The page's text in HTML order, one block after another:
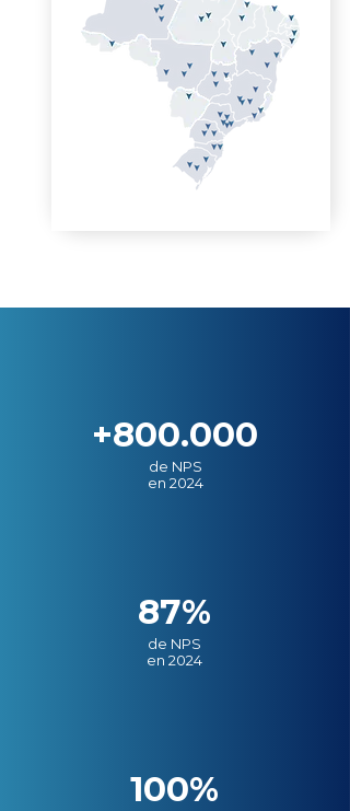
+800.000
de NPS
en 2024
87%
de NPS
en 2024
100%